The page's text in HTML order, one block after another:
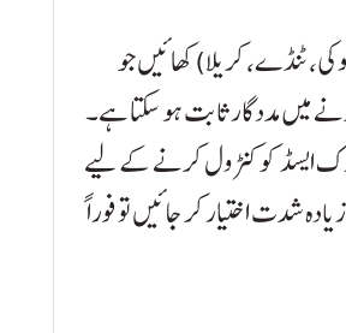
ٹنڈے، کریلا) کھائیں جو
میں مددگار ثابت ہو سکتا ہے۔
ایسڈ کو کنٹرول کرنے کے لیے
شدت اختیار کر جائیں تو فوراً